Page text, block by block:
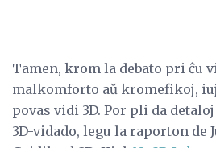
Tamen, krom la debato pri ĉu
malkomforto aŭ kromefikoj,
povas vidi 3D. Por pli da
3D-vidado, legu la raporton de